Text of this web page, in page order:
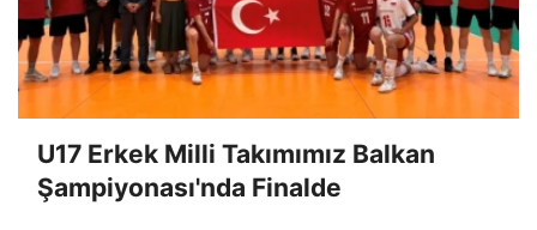
U17 Erkek Milli Takımımız Balkan
Şampiyonası'nda Finalde